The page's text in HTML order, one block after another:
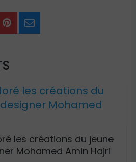
les créations du jeune
Mohamed Amin Hajri